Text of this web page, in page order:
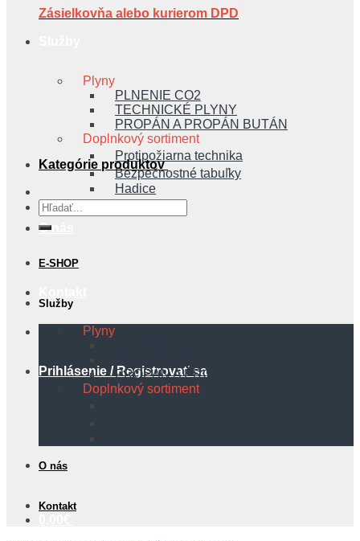
Plyny
PLNENIE CO2
TECHNICKÉ PLYNY
PROPÁN A PROPÁN BUTÁN
Doplnkový sortiment
Protipožiarna technika
Bezpečnostné tabuľky
Hadice
O nás
Prihlásenie / Registrovať sa
Zásielkovňa alebo kurierom DPD
Kategórie produktov
Hľadať:
E-SHOP
Služby
Plyny
PROPÁN A PROPÁN BUTÁN
Doplnkový sortiment
O nás
Kontakt